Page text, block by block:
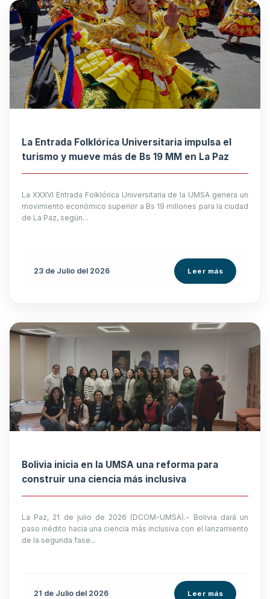
La Entrada Folklórica Universitaria impulsa el
turismo y mueve más de Bs 19 MM en La Paz
La XXXVI Entrada Folklórica Universitaria de la UMSA genera un
movimiento económico superior a Bs 19 millones para la ciudad
de La Paz, según...
23 de Julio del 2026 Leer más
Bolivia inicia en la UMSA una reforma para
construir una ciencia más inclusiva
La Paz, 21 de julio de 2026 (DCOM-UMSA).- Bolivia dará un
paso inédito hacia una ciencia más inclusiva con el lanzamiento
de la segunda fase...
21 de Julio del 2026 Leer más